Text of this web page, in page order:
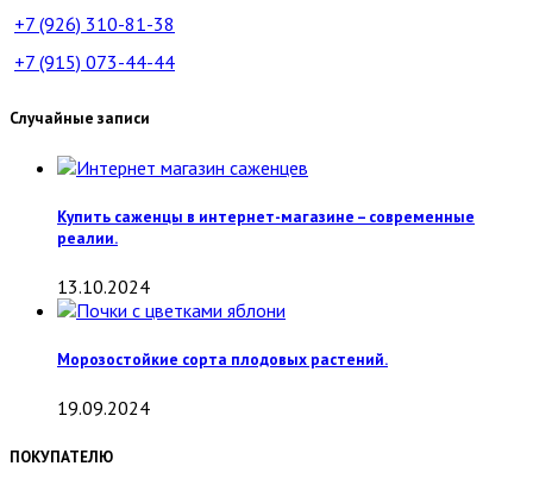
+7 (926) 310-81-38
+7 (915) 073-44-44
Случайные записи
Купить саженцы в интернет-магазине – современные
реалии.
13.10.2024
Морозостойкие сорта плодовых растений.
19.09.2024
ПОКУПАТЕЛЮ